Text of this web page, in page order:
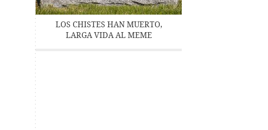
LOS CHISTES HAN MUERTO,
LARGA VIDA AL MEME